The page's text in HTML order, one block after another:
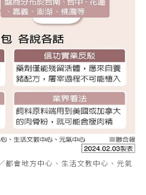
都會地方中心、生活文教中心、元氣